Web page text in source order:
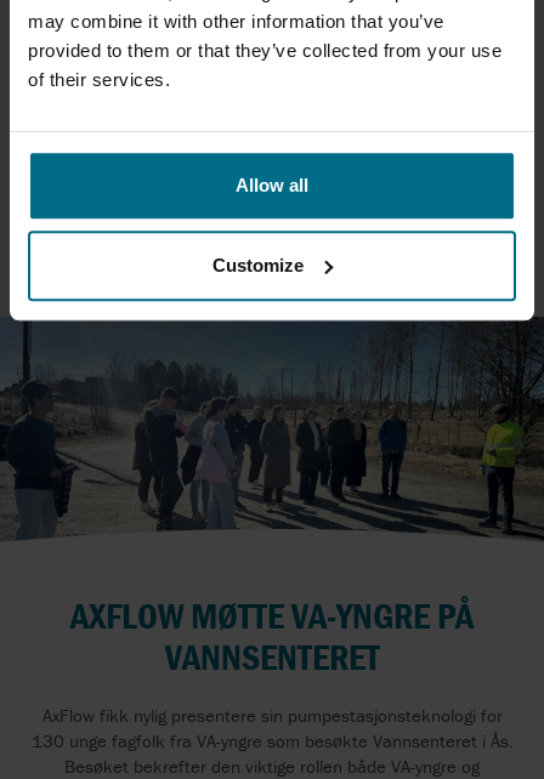
may combine it with other information that you’ve
provided to them or that they’ve collected from your use
of their services.
Allow all
Customize
PUMPESTASJON
verksted i Lilleakerveien eller ute i felt hos kundene våre. Vi har
fulgt to av serviceguttene en dag på jobb. Akkurat denne
dagen...
AXFLOW MØTTE VA-YNGRE PÅ
VANNSENTERET
AxFlow fikk nylig presentere sin pumpestasjonsteknologi for
130 unge fagfolk fra VA-yngre som besøkte Vannsenteret i Ås.
Besøket bekrefter den viktige rollen både VA-yngre og